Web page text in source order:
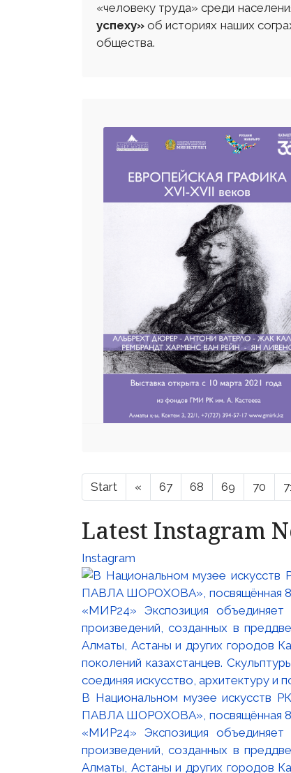
«человеку труда» среди
успеху»об историях наших
общества.
Start « 67 68 69 70
Latest Instagram
Instagram
В Национальном музее искусств
ПАВЛА ШОРОХОВА», посвящённая 80-
«МИР24» Экспозиция
произведений, созданных в
Алматы, Астаны и других городов